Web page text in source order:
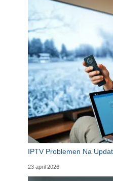
IPTV Problemen Na
23 april 2026